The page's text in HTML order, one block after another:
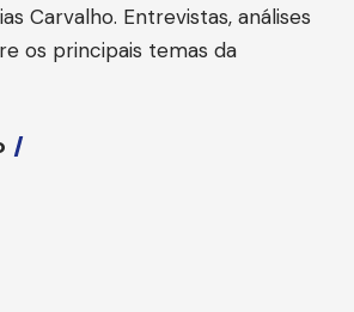
Carvalho. Entrevistas, análises
os principais temas da